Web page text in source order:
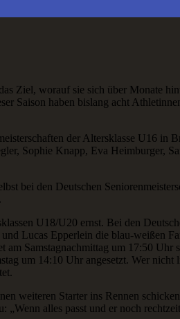
Ziel, worauf sie sich über Monate
Saison haben bislang acht
der Altersklasse U16
Sophie Knapp, Eva
bei den Deutschen
U18/U20 ernst. Bei den
Lucas Epperlein die blau-weißen
Samstagnachmittag um 17:50
um 14:10 Uhr angesetzt. Wer
weiteren Starter ins Rennen
„Wenn alles passt und er noch